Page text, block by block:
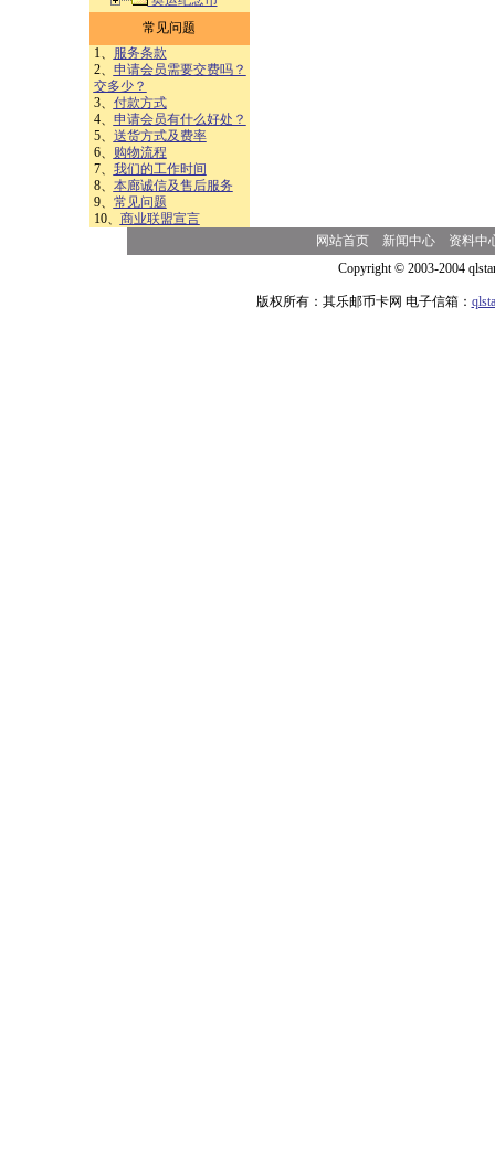
常见问题
1、
服务条款
2、 申请会员需要交费吗？
交多少？
3、 付款方式
4、 申请会员有什么好处？
5、 送货方式及费率
6、
购物流程
7、 我们的工作时间
8、 本廊诚信及售后服务
9、 常见问题
10、 商业联盟宣言
网站首页 新闻中心
资料中
Copyright © 2003-2004
版权所有：其乐邮币卡网 电子信箱：